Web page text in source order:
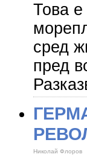
Това е
сред
пред
Николай Флоров